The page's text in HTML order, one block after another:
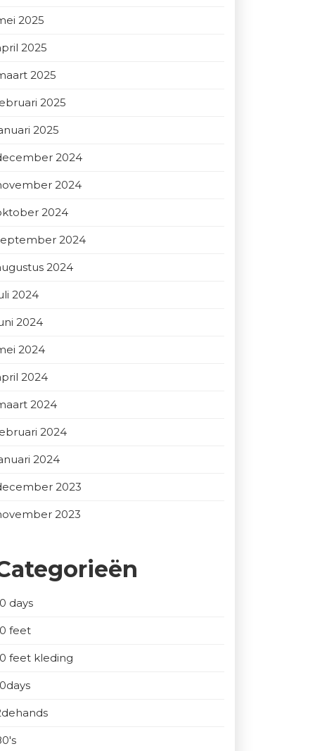
2025
2025
2025
2025
2025
2024
2024
2024
2024
2024
2024
2024
2024
2024
2024
2024
2024
2023
2023
days
feet
feet kleding